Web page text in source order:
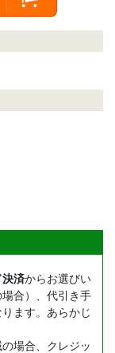
決済からお選びい
合）、代引き手
ます。あらかじ
場合、クレジッ